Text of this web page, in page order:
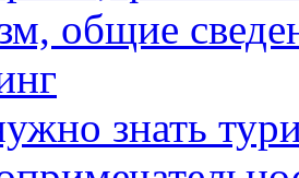
общие
знать